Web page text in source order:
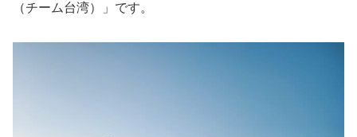
（チーム台湾）」です。